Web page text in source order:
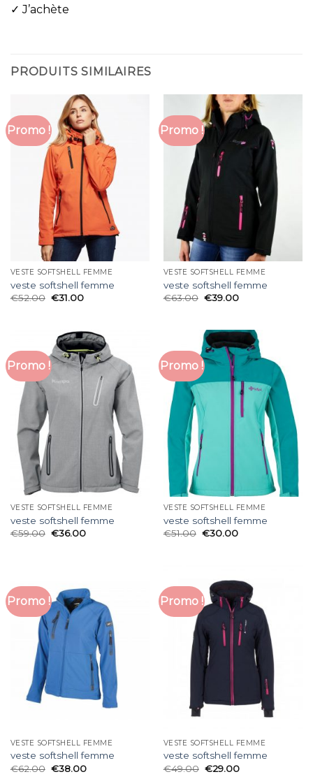
✓ J’achète
PRODUITS SIMILAIRES
Promo !
VESTE SOFTSHELL FEMME
veste softshell femme
€52.00 €31.00
Promo !
VESTE SOFTSHELL FEMME
veste softshell femme
€63.00 €39.00
Promo !
VESTE SOFTSHELL FEMME
veste softshell femme
€59.00 €36.00
Promo !
VESTE SOFTSHELL FEMME
veste softshell femme
€51.00 €30.00
Promo !
VESTE SOFTSHELL FEMME
veste softshell femme
€62.00 €38.00
Promo !
VESTE SOFTSHELL FEMME
veste softshell femme
€49.00 €29.00